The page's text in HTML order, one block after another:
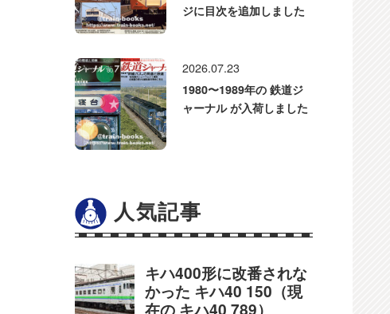
ジに目次を追加しました
2026.07.23
1980〜1989年の 鉄道ジ
ャーナル が入荷しました
人気記事